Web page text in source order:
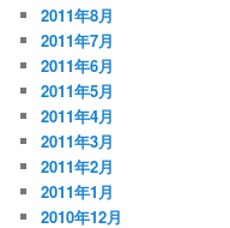
2011年8月
2011年7月
2011年6月
2011年5月
2011年4月
2011年3月
2011年2月
2011年1月
2010年12月